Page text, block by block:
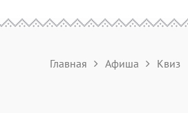
Главная Афиша Квиз